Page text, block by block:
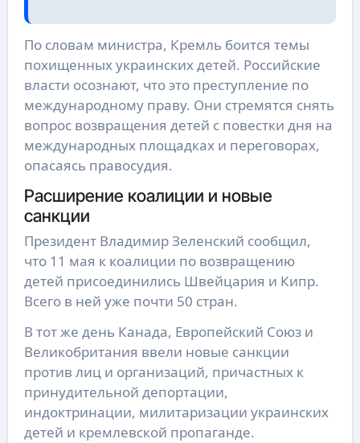
По словам министра, Кремль боится темы
похищенных украинских детей. Российские
власти осознают, что это преступление по
международному праву. Они стремятся снять
вопрос возвращения детей с повестки дня на
международных площадках и переговорах,
опасаясь правосудия.
Расширение коалиции и новые
санкции
Президент Владимир Зеленский сообщил,
что 11 мая к коалиции по возвращению
детей присоединились Швейцария и Кипр.
Всего в ней уже почти 50 стран.
В тот же день Канада, Европейский Союз и
Великобритания ввели новые санкции
против лиц и организаций, причастных к
принудительной депортации,
индоктринации, милитаризации украинских
детей и кремлевской пропаганде.